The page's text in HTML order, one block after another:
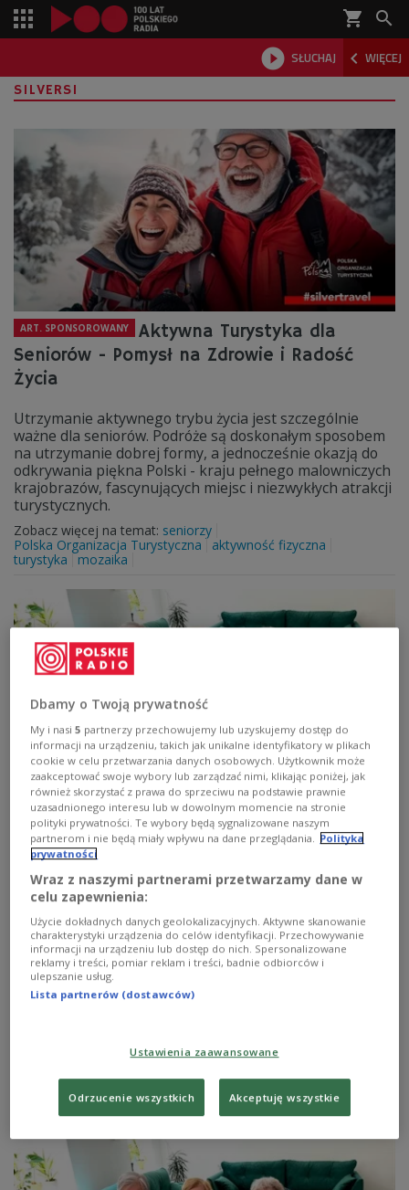
shopping_cart 
 SŁUCHAJ  WIĘCEJ

SILVERSI
ART. SPONSOROWANY
Aktywna Turystyka dla
Seniorów - Pomysł na Zdrowie i Radość
Życia
Utrzymanie aktywnego trybu życia jest szczególnie
ważne dla seniorów. Podróże są doskonałym sposobem
na utrzymanie dobrej formy, a jednocześnie okazją do
odkrywania piękna Polski - kraju pełnego malowniczych
krajobrazów, fascynujących miejsc i niezwykłych atrakcji
turystycznych.
Zobacz więcej na temat: seniorzy
Polska Organizacja Turystyczna
aktywność fizyczna
turystyka
mozaika
"Pod jednym dachem" - reportaż Grażyny
Wielowieyskiej o wsparciu dla osób
starszych, samotnych
Co czwarty senior mierzy się z izolacją: 36 procent z
brakiem towarzystwa okresowo, a niemal co piąty
senior odczuwa samotność. Samotność ma wpływ na
jakość życia i zdrowie psychiczne tej grupy
społeczeństwa. W 2021 roku w Rybniku miasto
wyremontowało starą kamienicę. Znajduje się w niej
osiem mieszkań, w tym dwa mieszkania chronione.
Jedno z mieszkań jest przeznaczone dla seniorek:
znakomity pomysł. To pierwszy taki projekt w Polsce.
Zobacz więcej na temat:reportaż seniorzy
mieszkanie
pomoc społeczna Grażyna Wielowieyska
Dbamy o Twoją prywatność
My i nasi5 partnerzy przechowujemy lub uzyskujemy dostęp do
informacji na urządzeniu, takich jak unikalne identyfikatory w plikach
cookie w celu przetwarzania danych osobowych. Użytkownik może
zaakceptować swoje wybory lub zarządzać nimi, klikając poniżej, jak
również skorzystać z prawa do sprzeciwu na podstawie prawnie
uzasadnionego interesu lub w dowolnym momencie na stronie
polityki prywatności. Te wybory będą sygnalizowane naszym
partnerom i nie będą miały wpływu na dane przeglądania.
Polityka
prywatności
Wraz z naszymi partnerami przetwarzamy dane w
celu zapewnienia:
Użycie dokładnych danych geolokalizacyjnych. Aktywne skanowanie
charakterystyki urządzenia do celów identyfikacji. Przechowywanie
informacji na urządzeniu lub dostęp do nich. Spersonalizowane
reklamy i treści, pomiar reklam i treści, badnie odbiorców i
ulepszanie usług.
Lista partnerów (dostawców)
Ustawienia zaawansowane
Odrzucenie wszystkich Akceptuję wszystkie